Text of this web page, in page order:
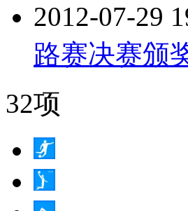
2012-07-29
路赛决赛颁
32项